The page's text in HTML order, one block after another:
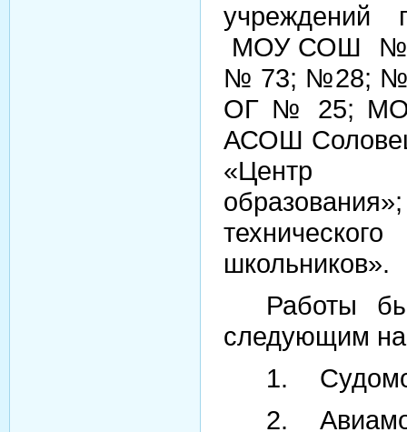
учреждений
МОУ СОШ
№
№ 73; №28;
ОГ № 25;
АСОШ
«Центр
школьников».
Работы
следующим
1.
2.